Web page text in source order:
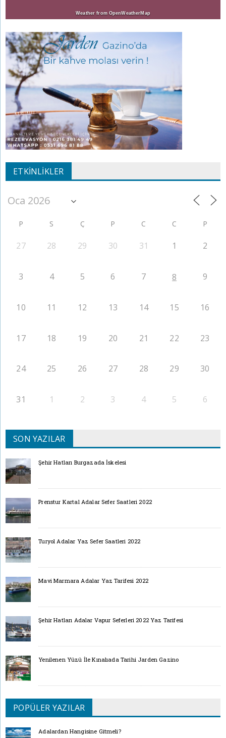
Weather from OpenWeatherMap
ETKINLIKLER
P S Ç P C C P
27 28 29 30 31 1 2
3 4 5 6 7 8 9
10 11 12 13 14 15 16
17 18 19 20 21 22 23
24 25 26 27 28 29 30
31 1 2 3 4 5 6
SON YAZILAR
Şehir Hatları Burgazada İskelesi
Prenstur Kartal Adalar Sefer Saatleri 2022
Turyol Adalar Yaz Sefer Saatleri 2022
Mavi Marmara Adalar Yaz Tarifesi 2022
Şehir Hatları Adalar Vapur Seferleri 2022 Yaz Tarifesi
Yenilenen Yüzü İle Kınalıada Tarihi Jarden Gazino
POPÜLER YAZILAR
Adalardan Hangisine Gitmeli?